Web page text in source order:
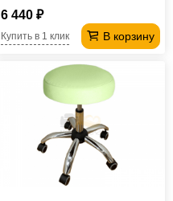
6 440 ₽
В корзину
Купить в 1 клик